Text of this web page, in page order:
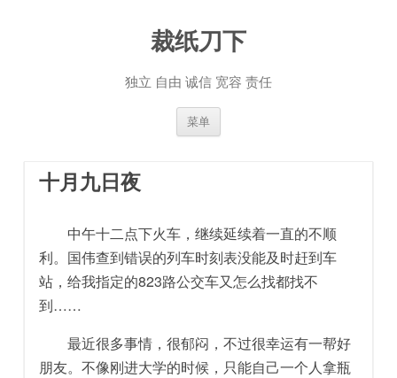
裁纸刀下
独立 自由 诚信 宽容 责任
菜单
十月九日夜
中午十二点下火车，继续延续着一直的不顺
利。国伟查到错误的列车时刻表没能及时赶到车
站，给我指定的823路公交车又怎么找都找不
到……
最近很多事情，很郁闷，不过很幸运有一帮好
朋友。不像刚进大学的时候，只能自己一个人拿瓶